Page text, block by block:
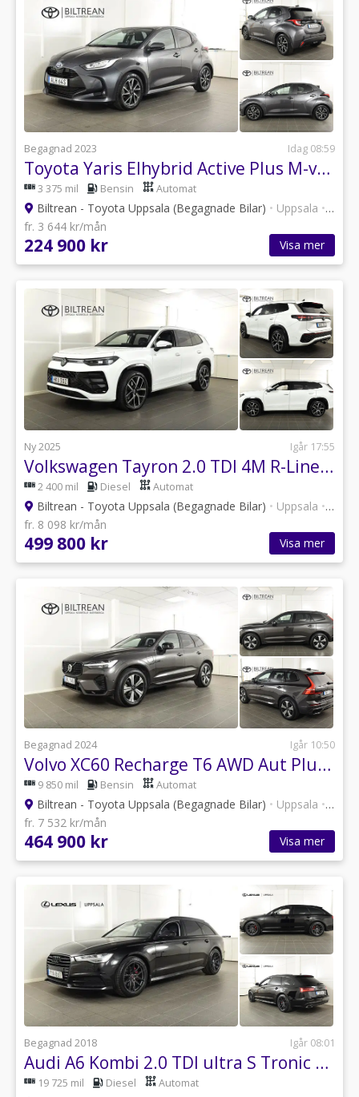
Begagnad 2023 Idag 08:59
Toyota Yaris Elhybrid Active Plus M-värm Backkamera
3 375 mil Bensin Automat
Biltrean - Toyota Uppsala (Begagnade Bilar) • Uppsala •101
fr. 3 644 kr/mån
224 900 kr Visa mer
Ny 2025 Igår 17:55
Volkswagen Tayron 2.0 TDI 4M R-Line 7-Sits Pano Drag Värmare Skinn
2 400 mil Diesel Automat
Biltrean - Toyota Uppsala (Begagnade Bilar) • Uppsala •101
fr. 8 098 kr/mån
499 800 kr Visa mer
Begagnad 2024 Igår 10:50
Volvo XC60 Recharge T6 AWD Aut Plus Dark Drag Värmare 360° Pano
9 850 mil Bensin Automat
Biltrean - Toyota Uppsala (Begagnade Bilar) • Uppsala •101
fr. 7 532 kr/mån
464 900 kr Visa mer
Begagnad 2018 Igår 08:01
Audi A6 Kombi 2.0 TDI ultra S Tronic Ambition D-värm Drag
19 725 mil Diesel Automat